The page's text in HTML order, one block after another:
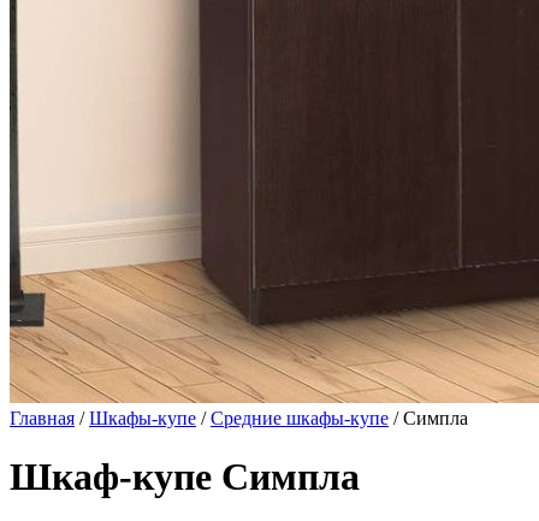
Главная /Шкафы-купе /Средние шкафы-купе / Симпла
Шкаф-купе Симпла